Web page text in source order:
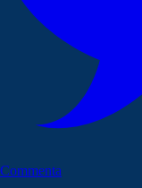
Commenta